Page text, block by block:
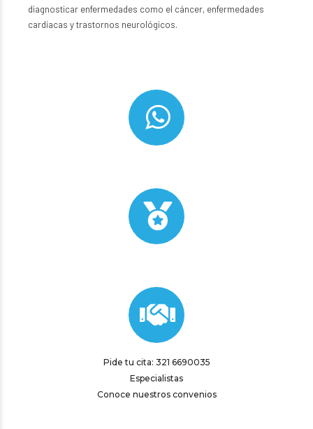
diagnosticar enfermedades como el cáncer, enfermedades
cardíacas y trastornos neurológicos.
Pide tu cita: 321 6690035
Especialistas
Conoce nuestros convenios